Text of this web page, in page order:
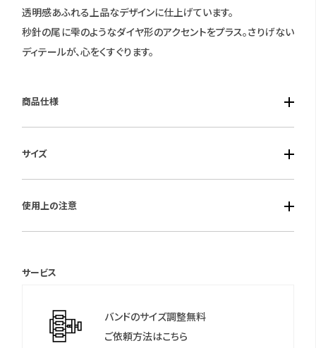
透明感あふれる上品なデザインに仕上げています。
秒針の尾に雫のようなダイヤ形のアクセントをプラス。さりげない
ディテールが、心をくすぐります。
商品仕様
■風防素材：球面サファイアガラス
■ベルト素材：ステンレス
止機能・クイックスタート機能・フル充電時約6ヶ月可動・日付表
示・日付早修正機能・革バンド用バックル付き・5気圧防水
サイズ
使用上の注意
＊シチズンのウェブサイトより「MY CITIZEN」にお買い上げの腕時
利用いただけます。
サービス
バンドのサイズ調整無料
ご依頼方法はこちら